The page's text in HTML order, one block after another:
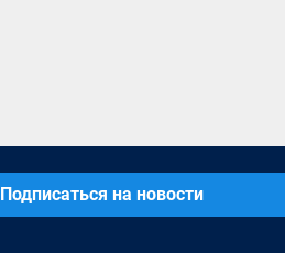
Подписаться на новости